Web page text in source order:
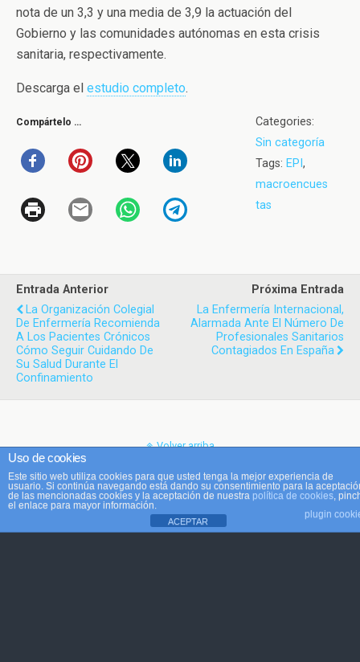
nota de un 3,3 y una media de 3,9 la actuación del
Gobierno y las comunidades autónomas en esta crisis
sanitaria, respectivamente.
Descarga el estudio completo.
Compártelo …
Categories:
Sin categoría
Tags: EPI ,
macroencues
tas
Entrada Anterior
La Organización Colegial
De Enfermería Recomienda
A Los Pacientes Crónicos
Cómo Seguir Cuidando De
Su Salud Durante El
Confinamiento
Próxima Entrada
La Enfermería Internacional,
Alarmada Ante El Número De
Profesionales Sanitarios
Contagiados En España
Volver arriba
Móvil Escritorio
Uso de cookies
Este sitio web utiliza cookies para que usted tenga la mejor experiencia de
usuario. Si continúa navegando está dando su consentimiento para la
de las mencionadas cookies y la aceptación de nuestra política de cookies,
el enlace para mayor información.
plugin
ACEPTAR